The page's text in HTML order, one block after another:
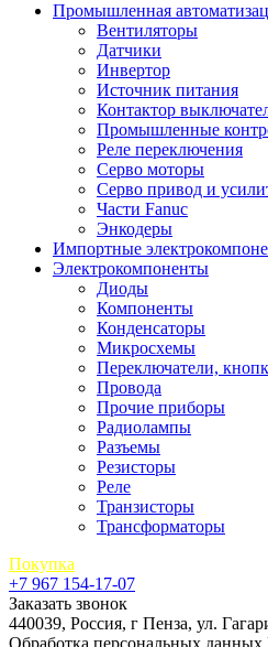
Промышленная
Вентиляторы
Датчики
Инвертор
Источник питания
Контактор
Промышленные
Реле переключения
Серво моторы
Серво привод и
Части Fanuc
Энкодеры
Импортные
Электрокомпоненты
Диоды
Компоненты
Конденсаторы
Микросхемы
Переключатели,
Провода
Прочие приборы
Радиолампы
Разъемы
Резисторы
Реле
Транзисторы
Трансформаторы
Покупка
+7 967 154-17-07
Заказать звонок
440039, Россия, г Пенза, ул.
Обработка персональных данных